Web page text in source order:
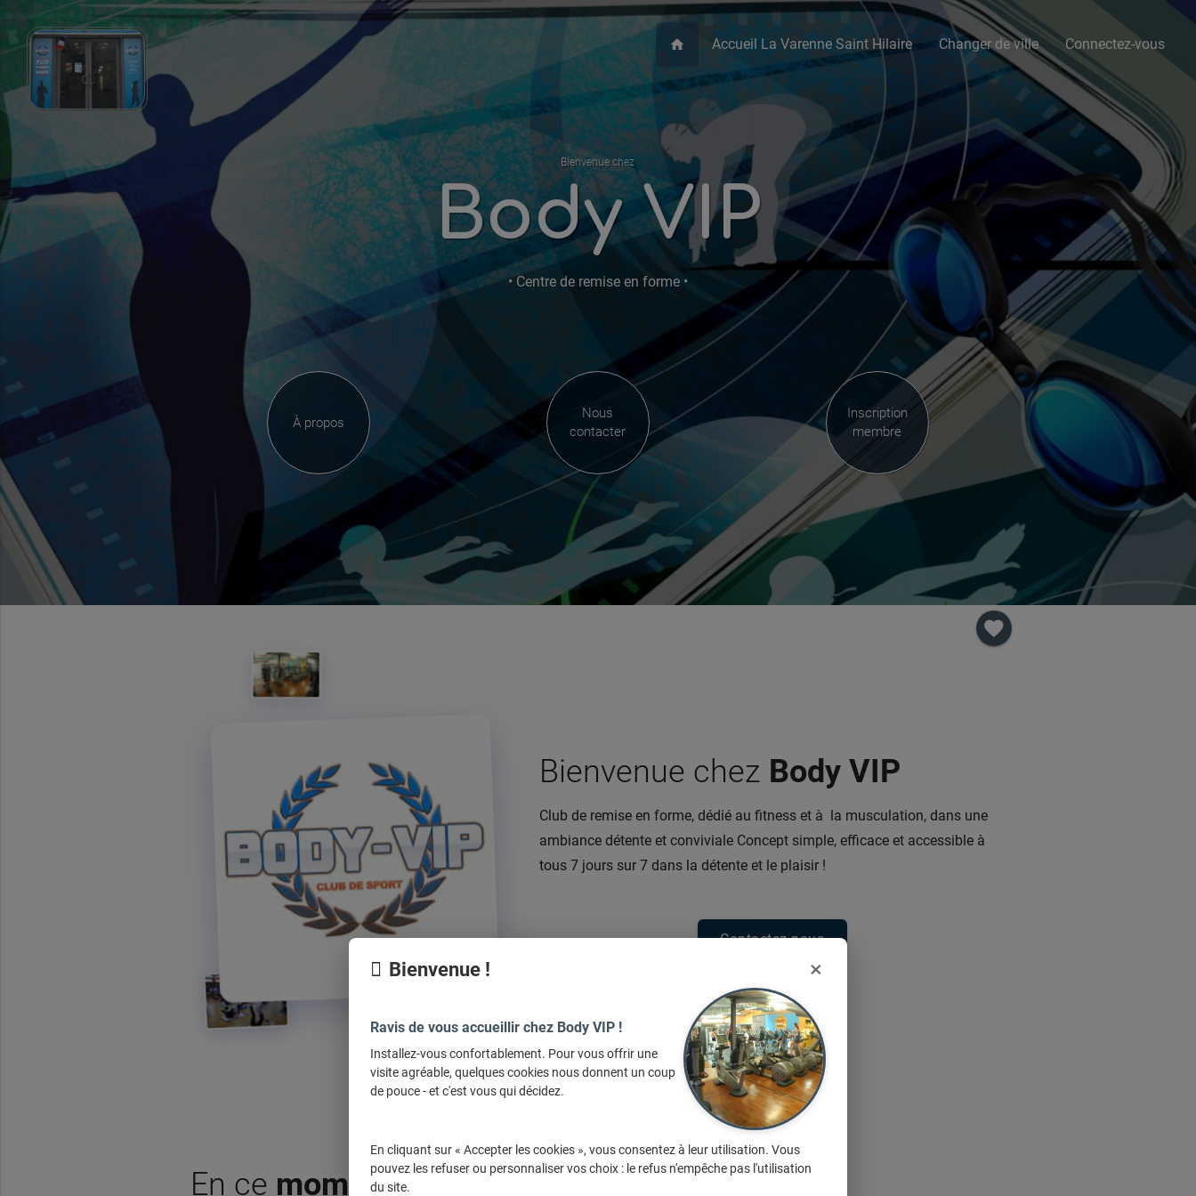
home Accueil La Varenne Saint Hilaire Changer de ville Connectez-vous
Bienvenue chez
Body VIP
• Centre de remise en forme •
À propos
Nous
contacter
Inscription
membre
favorite
Bienvenue chez Body VIP
Club de remise en forme, dédié au fitness et à la musculation, dans une
ambiance détente et conviviale Concept simple, efficace et accessible à
tous 7 jours sur 7 dans la détente et le plaisir !
Contactez-nous
En ce moment...
Bienvenue ! ×
Ravis de vous accueillir chez Body VIP !
Installez-vous confortablement. Pour vous offrir une
visite agréable, quelques cookies nous donnent un coup
de pouce - et c'est vous qui décidez.
En cliquant sur « Accepter les cookies », vous consentez à leur utilisation. Vous
pouvez les refuser ou personnaliser vos choix : le refus n'empêche pas l'utilisation
du site.